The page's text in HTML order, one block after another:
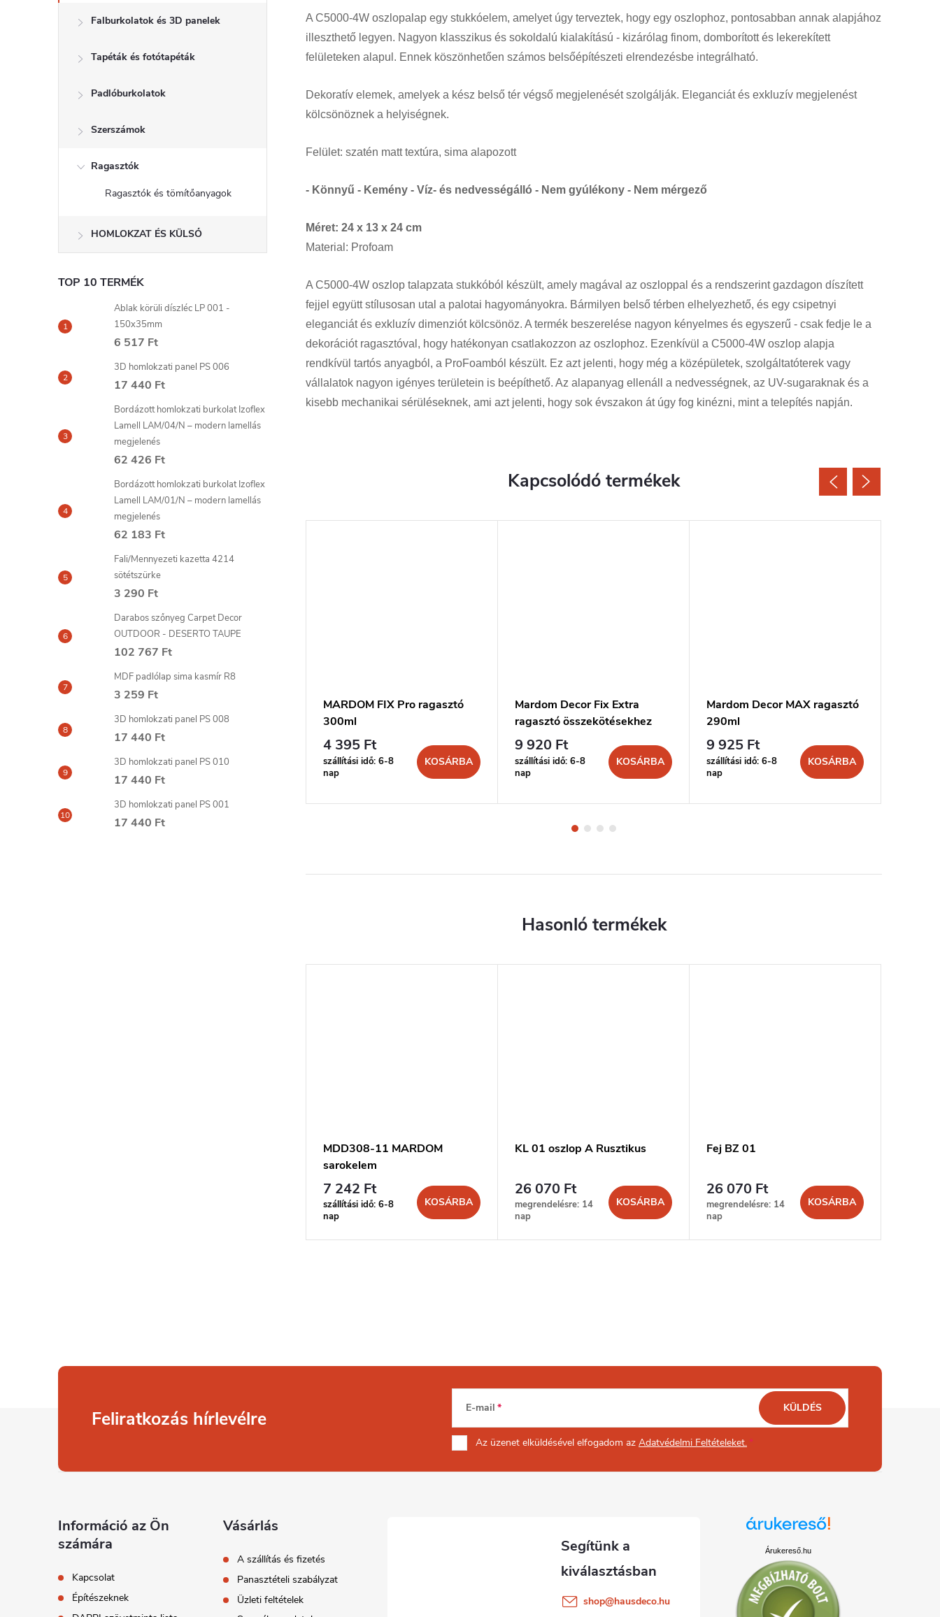
Falburkolatok és 3D panelek
Tapéták és fotótapéták
Padlóburkolatok
Szerszámok
Ragasztók
Ragasztók és tömítőanyagok
HOMLOKZAT ÉS KÜLSŐ
TOP 10 TERMÉK
Ablak körüli díszléc LP 001 -
150x35mm
6 517 Ft
3D homlokzati panel PS 006
17 440 Ft
Bordázott homlokzati burkolat Izoflex
Lamell LAM/04/N – modern lamellás
megjelenés
62 426 Ft
Bordázott homlokzati burkolat Izoflex
Lamell LAM/01/N – modern lamellás
megjelenés
62 183 Ft
Fali/Mennyezeti kazetta 4214
sötétszürke
3 290 Ft
Darabos szőnyeg Carpet Decor
OUTDOOR - DESERTO TAUPE
102 767 Ft
MDF padlólap sima kasmír R8
3 259 Ft
3D homlokzati panel PS 008
17 440 Ft
3D homlokzati panel PS 010
17 440 Ft
3D homlokzati panel PS 001
17 440 Ft
A C5000-4W oszlopalap egy stukkóelem, amelyet úgy terveztek, hogy egy oszlophoz, pontosabban annak alapjához
illeszthető legyen. Nagyon klasszikus és sokoldalú kialakítású - kizárólag finom, domborított és lekerekített
felületeken alapul. Ennek köszönhetően számos belsőépítészeti elrendezésbe integrálható.
Dekoratív elemek, amelyek a kész belső tér végső megjelenését szolgálják. Eleganciát és exkluzív megjelenést
kölcsönöznek a helyiségnek.
Felület: szatén matt textúra, sima alapozott
- Könnyű - Kemény - Víz- és nedvességálló - Nem gyúlékony - Nem mérgező
Méret: 24 x 13 x 24 cm
Material: Profoam
A C5000-4W oszlop talapzata stukkóból készült, amely magával az oszloppal és a rendszerint gazdagon díszített
fejjel együtt stílusosan utal a palotai hagyományokra. Bármilyen belső térben elhelyezhető, és egy csipetnyi
eleganciát és exkluzív dimenziót kölcsönöz. A termék beszerelése nagyon kényelmes és egyszerű - csak fedje le a
dekorációt ragasztóval, hogy hatékonyan csatlakozzon az oszlophoz. Ezenkívül a C5000-4W oszlop alapja
rendkívül tartós anyagból, a ProFoamból készült. Ez azt jelenti, hogy még a középületek, szolgáltatóterek vagy
vállalatok nagyon igényes területein is beépíthető. Az alapanyag ellenáll a nedvességnek, az UV-sugaraknak és a
kisebb mechanikai sérüléseknek, ami azt jelenti, hogy sok évszakon át úgy fog kinézni, mint a telepítés napján.
Kapcsolódó termékek
és stukkó javításához 330g
4 436 Ft
szállítási idő: 6-8
nap
MARDOM FIX Pro ragasztó
300ml
4 395 Ft
szállítási idő: 6-8
nap
KOSÁRBA
Mardom Decor Fix Extra
ragasztó összekötésekhez
300ml
9 920 Ft
szállítási idő: 6-8
nap
KOSÁRBA
Mardom Decor MAX ragasztó
290ml
9 925 Ft
szállítási idő: 6-8
nap
KOSÁRBA
MDD308-11 MARDOM
sarokelem
7 242 Ft
szállítási idő: 6-8
nap
KOSÁRBA
KL 01 oszlop A Rusztikus
26 070 Ft
megrendelésre: 14
nap
KOSÁRBA
Fej BZ 01
26 070 Ft
megrendelésre: 14
nap
KOSÁRBA
Feliratkozás hírlevélre E-mail
Az üzenet elküldésével elfogadom az Adatvédelmi Feltételeket.
KÜLDÉS
Információ az Ön
számára
Kapcsolat
Építészeknek
Vásárlás
A szállítás és fizetés
Panasztételi szabályzat
Üzleti feltételek
shop@hausdeco.hu
Árukereső.hu